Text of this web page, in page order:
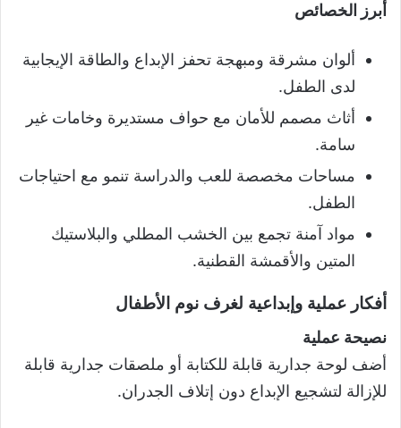
أبرز الخصائص
ألوان مشرقة ومبهجة تحفز الإبداع والطاقة الإيجابية
لدى الطفل.
أثاث مصمم للأمان مع حواف مستديرة وخامات غير
سامة.
مساحات مخصصة للعب والدراسة تنمو مع احتياجات
الطفل.
مواد آمنة تجمع بين الخشب المطلي والبلاستيك
المتين والأقمشة القطنية.
أفكار عملية وإبداعية لغرف نوم الأطفال
نصيحة عملية
أضف لوحة جدارية قابلة للكتابة أو ملصقات جدارية قابلة
للإزالة لتشجيع الإبداع دون إتلاف الجدران.